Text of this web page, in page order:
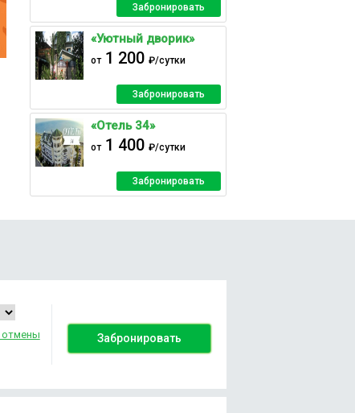
Забронировать
«Уютный дворик»
от1 200 ₽/сутки
Забронировать
«Отель 34»
от1 400 ₽/сутки
Забронировать
отмены
Забронировать